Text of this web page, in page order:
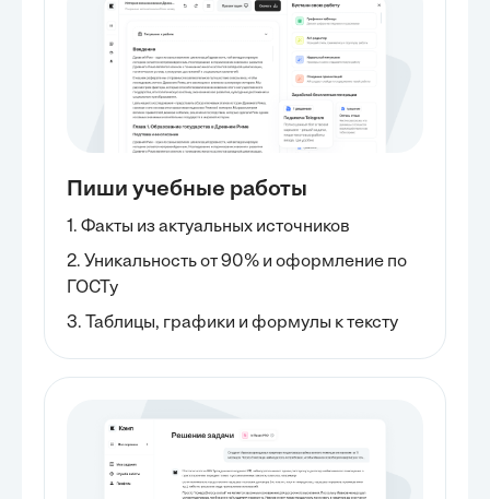
Пиши учебные работы
1. Факты из актуальных источников
2. Уникальность от 90% и оформление по
ГОСТу
3. Таблицы, графики и формулы к тексту